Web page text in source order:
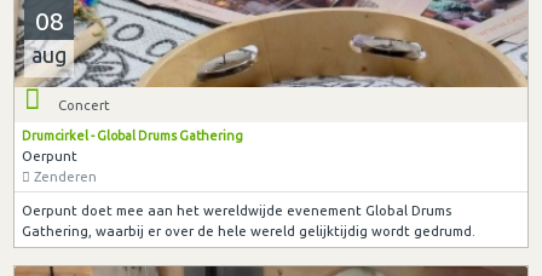
08
aug
Concert
Drumcirkel - Global Drums Gathering
Oerpunt
Zenderen
Oerpunt doet mee aan het wereldwijde evenement Global Drums
Gathering, waarbij er over de hele wereld gelijktijdig wordt gedrumd.